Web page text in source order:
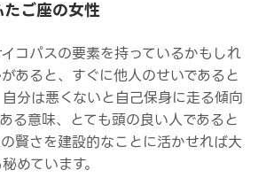
ご座の女性
コパスの要素を持っているかもしれ
あると、すぐに他人のせいであると
分は悪くないと自己保身に走る傾向
る意味、とても頭の良い人であると
賢さを建設的なことに活かせれば大
めています。